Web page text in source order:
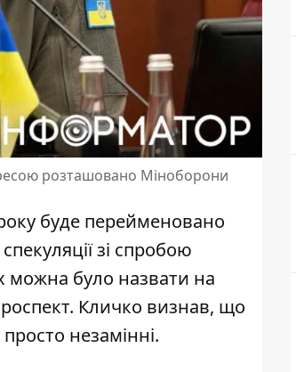
розташовано Міноборони
року буде перейменовано
зі спробою
можна було назвати на
Кличко визнав, що
незамінні.